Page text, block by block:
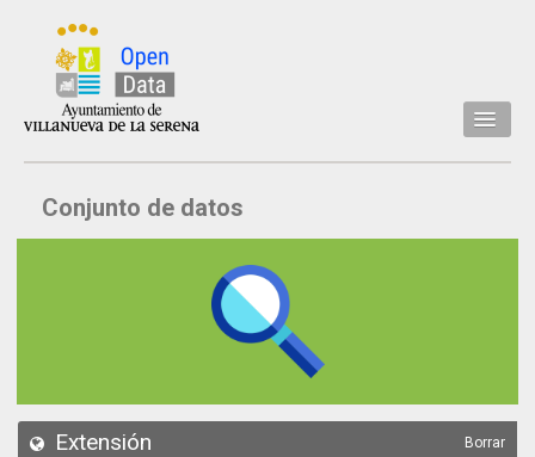
Inicio
Datos
API
Conjunto de datos
Extensión Borrar